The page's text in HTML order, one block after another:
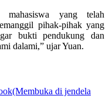
mahasiswa yang telah
pihak-pihak yang
bukti pendukung dan
dalami,” ujar Yuan.
di jendela